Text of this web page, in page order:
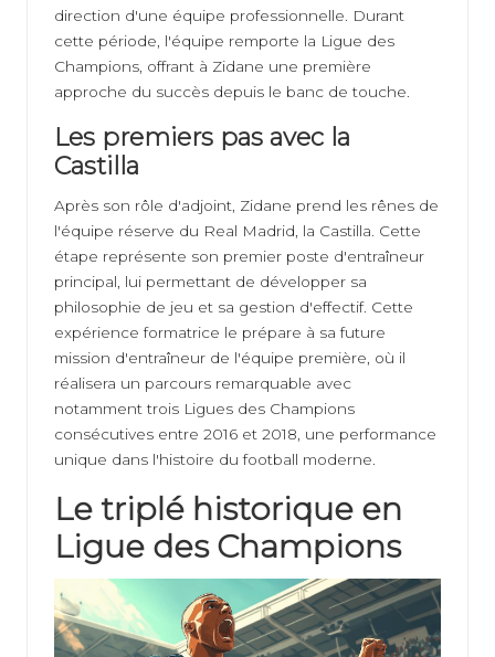
direction d'une équipe professionnelle. Durant
cette période, l'équipe remporte la Ligue des
Champions, offrant à Zidane une première
approche du succès depuis le banc de touche.
Les premiers pas avec la
Castilla
Après son rôle d'adjoint, Zidane prend les rênes de
l'équipe réserve du Real Madrid, la Castilla. Cette
étape représente son premier poste d'entraîneur
principal, lui permettant de développer sa
philosophie de jeu et sa gestion d'effectif. Cette
expérience formatrice le prépare à sa future
mission d'entraîneur de l'équipe première, où il
réalisera un parcours remarquable avec
notamment trois Ligues des Champions
consécutives entre 2016 et 2018, une performance
unique dans l'histoire du football moderne.
Le triplé historique en
Ligue des Champions